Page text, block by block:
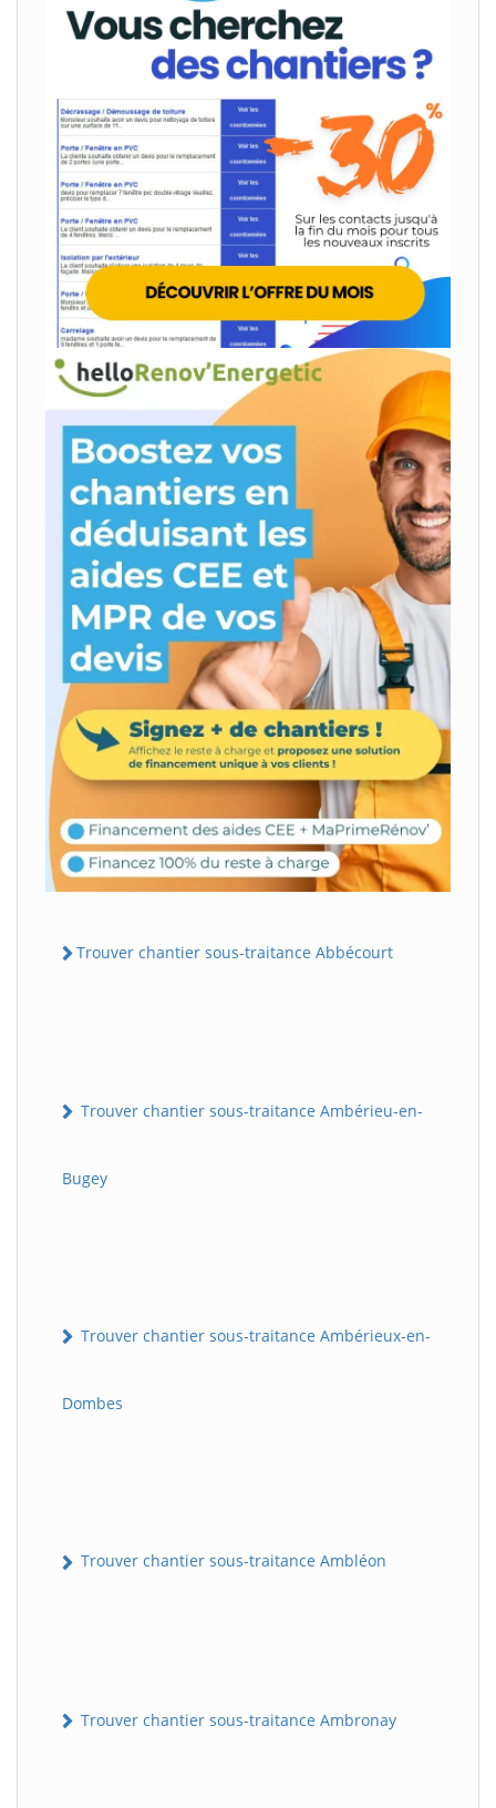
Trouver chantier sous-traitance Abbécourt
Trouver chantier sous-traitance Ambérieu-en-
Bugey
Trouver chantier sous-traitance Ambérieux-en-
Dombes
Trouver chantier sous-traitance Ambléon
Trouver chantier sous-traitance Ambronay